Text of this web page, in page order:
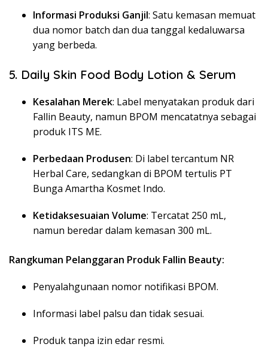
Informasi Produksi Ganjil: Satu kemasan memuat
dua nomor batch dan dua tanggal kedaluwarsa
yang berbeda.
5. Daily Skin Food Body Lotion & Serum
Kesalahan Merek: Label menyatakan produk dari
Fallin Beauty, namun BPOM mencatatnya sebagai
produk ITS ME.
Perbedaan Produsen: Di label tercantum NR
Herbal Care, sedangkan di BPOM tertulis PT
Bunga Amartha Kosmet Indo.
Ketidaksesuaian Volume: Tercatat 250 mL,
namun beredar dalam kemasan 300 mL.
Rangkuman Pelanggaran Produk Fallin Beauty:
Penyalahgunaan nomor notifikasi BPOM.
Informasi label palsu dan tidak sesuai.
Produk tanpa izin edar resmi.